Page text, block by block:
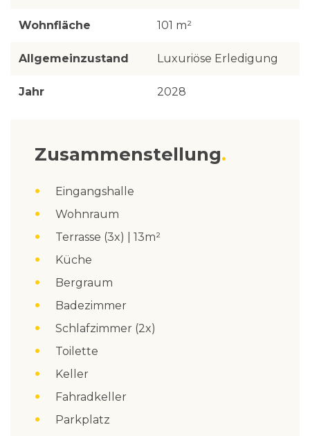
Wohnfläche 101 m²
Allgemeinzustand Luxuriöse Erledigung
Jahr 2028
Zusammenstellung
Eingangshalle
Wohnraum
Terrasse (3x) | 13m²
Küche
Bergraum
Badezimmer
Schlafzimmer (2x)
Toilette
Keller
Fahradkeller
Parkplatz